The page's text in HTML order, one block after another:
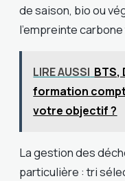
de saison, bio ou
l’empreinte
LIRE AUSSI BTS,
formation
votre objectif ?
La gestion des
particulière : tri